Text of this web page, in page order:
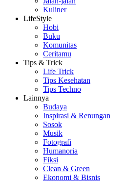
Kuliner
LifeStyle
Hobi
Buku
Komunitas
Ceritamu
Tips & Trick
Life Trick
Tips Kesehatan
Tips Techno
Lainnya
Budaya
Inspirasi & Renungan
Sosok
Musik
Fotografi
Humanoria
Fiksi
Clean & Green
Ekonomi & Bisnis